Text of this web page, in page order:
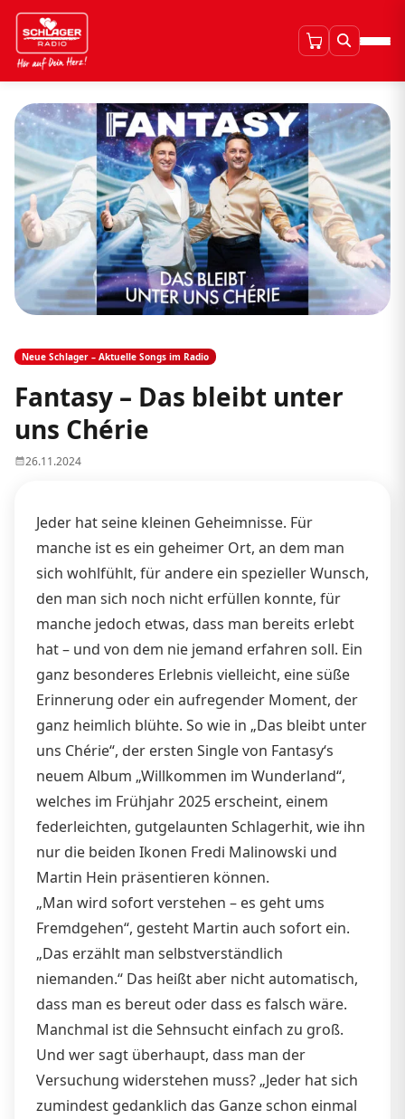
Neue Schlager – Aktuelle Songs im Radio
Fantasy – Das bleibt unter
uns Chérie
26.11.2024
Jeder hat seine kleinen Geheimnisse. Für
manche ist es ein geheimer Ort, an dem man
sich wohlfühlt, für andere ein spezieller Wunsch,
den man sich noch nicht erfüllen konnte, für
manche jedoch etwas, dass man bereits erlebt
hat – und von dem nie jemand erfahren soll. Ein
ganz besonderes Erlebnis vielleicht, eine süße
Erinnerung oder ein aufregender Moment, der
ganz heimlich blühte. So wie in „Das bleibt unter
uns Chérie“, der ersten Single von Fantasy‘s
neuem Album „Willkommen im Wunderland“,
welches im Frühjahr 2025 erscheint, einem
federleichten, gutgelaunten Schlagerhit, wie ihn
nur die beiden Ikonen Fredi Malinowski und
Martin Hein präsentieren können.
„Man wird sofort verstehen – es geht ums
Fremdgehen“, gesteht Martin auch sofort ein.
„Das erzählt man selbstverständlich
niemanden.“ Das heißt aber nicht automatisch,
dass man es bereut oder dass es falsch wäre.
Manchmal ist die Sehnsucht einfach zu groß.
Und wer sagt überhaupt, dass man der
Versuchung widerstehen muss? „Jeder hat sich
zumindest gedanklich das Ganze schon einmal